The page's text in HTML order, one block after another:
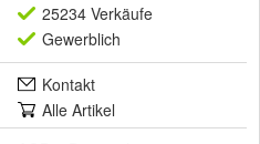
25234 Verkäufe
Gewerblich
Kontakt
Alle Artikel